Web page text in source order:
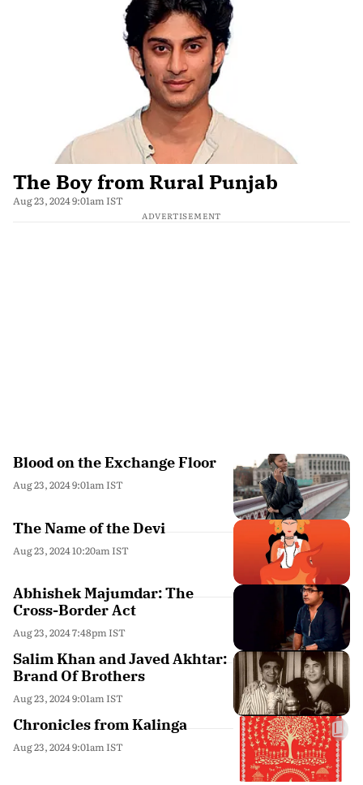
The Boy from Rural Punjab
Aug 23, 2024 9:01am IST
ADVERTISEMENT
Blood on the Exchange Floor
Aug 23, 2024 9:01am IST
The Name of the Devi
Aug 23, 2024 10:20am IST
Abhishek Majumdar: The
Cross-Border Act
Aug 23, 2024 7:48pm IST
Salim Khan and Javed Akhtar:
Brand Of Brothers
Aug 23, 2024 9:01am IST
Chronicles from Kalinga
Aug 23, 2024 9:01am IST